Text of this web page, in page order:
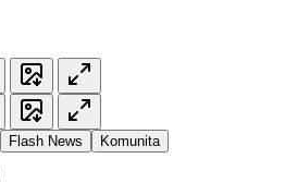
Flash News Komunita